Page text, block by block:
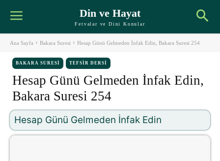
Din ve Hayat
Fetvalar ve Dini Konular
Ana Sayfa Bakara Suresi Hesap Günü Gelmeden İnfak Edin, Bakara Suresi 254
BAKARA SURESI TEFSIR DERSI
Hesap Günü Gelmeden İnfak Edin,
Bakara Suresi 254
Hesap Günü Gelmeden İnfak Edin